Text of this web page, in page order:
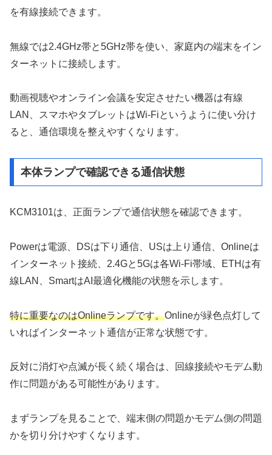
を有線接続できます。
無線では2.4GHz帯と5GHz帯を使い、家庭内の端末をイン
ターネットに接続します。
動画視聴やオンライン会議を安定させたい機器は有線
LAN、スマホやタブレットはWi-Fiというように使い分け
ると、通信環境を整えやすくなります。
本体ランプで確認できる通信状態
KCM3101は、正面ランプで通信状態を確認できます。
Powerは電源、DSは下り通信、USは上り通信、Onlineは
インターネット接続、2.4Gと5Gは各Wi-Fi帯域、ETHは有
線LAN、SmartはAI最適化機能の状態を示します。
特に重要なのはOnlineランプです。Onlineが緑色点灯して
いればインターネット通信が正常な状態です。
反対に消灯や点滅が長く続く場合は、回線接続やモデム動
作に問題がある可能性があります。
まずランプを見ることで、端末側の問題かモデム側の問題
かを切り分けやすくなります。